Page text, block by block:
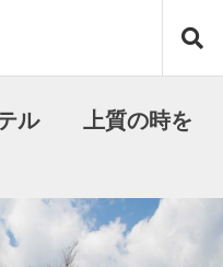
テル 上質の時を